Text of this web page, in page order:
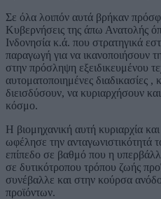
Σε όλα λοιπόν αυτά βρήκαν
Κυβερνήσεις της άπω Ανατολής
Ινδονησία κ.ά. που στρατηγικά
παραγωγή για να ικανοποιήσουν
στην πρόσληψη εξειδικευμένου
αυτοματοποιημένες διαδικασίες ,
διεισδύσουν, να κυριαρχήσουν
κόσμο.
Η βιομηχανική αυτή κυριαρχία
ωφέλησε την ανταγωνιστικότητά
επίπεδο σε βαθμό που η
σε δυτικότροπου τρόπου ζωής
συνέβαλλε και στην κούρσα
προϊόντων.